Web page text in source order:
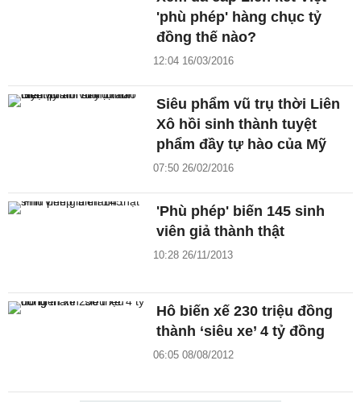
'phù phép' hàng chục tỷ
đồng thế nào?
12:04 16/03/2016
Siêu phẩm vũ trụ thời Liên
Xô hồi sinh thành tuyệt
phẩm đầy tự hào của Mỹ
07:50 26/02/2016
'Phù phép' biến 145 sinh
viên giả thành thật
10:28 26/11/2013
Hô biến xế 230 triệu đồng
thành ‘siêu xe’ 4 tỷ đồng
06:05 08/08/2012